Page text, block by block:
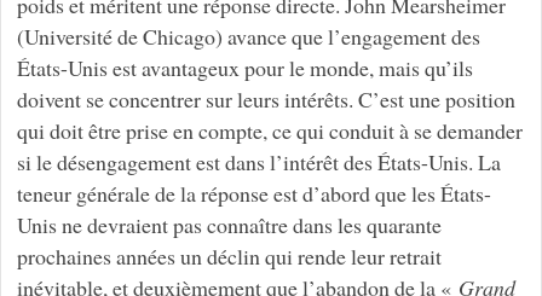
(Université de Chicago) avance que l’engagement des
États-Unis est avantageux pour le monde, mais qu’ils
doivent se concentrer sur leurs intérêts. C’est une position
qui doit être prise en compte, ce qui conduit à se demander
si le désengagement est dans l’intérêt des États-Unis. La
teneur générale de la réponse est d’abord que les États-
Unis ne devraient pas connaître dans les quarante
prochaines années un déclin qui rende leur retrait
inévitable, et deuxièmement que l’abandon de la « Grand